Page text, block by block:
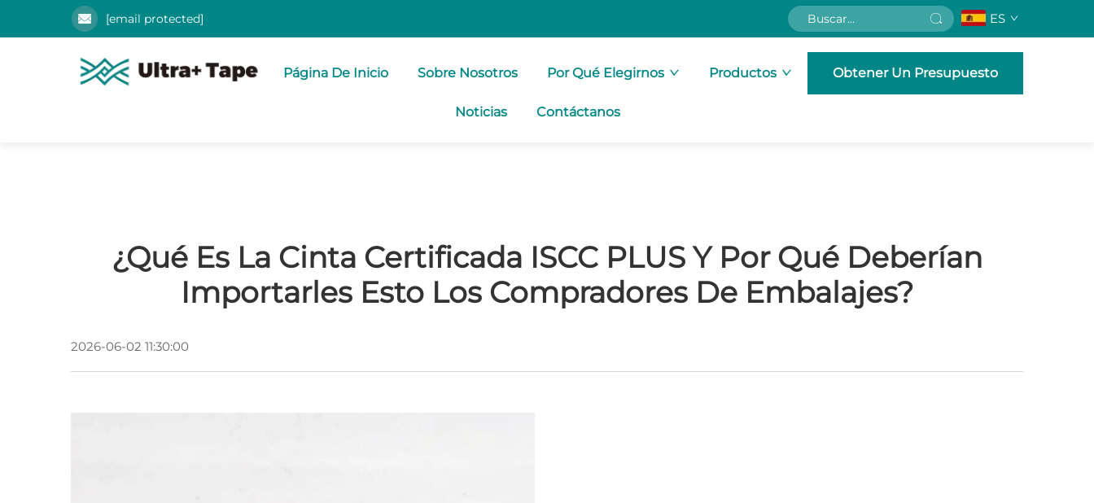
[email protected] ES
Página De Inicio Sobre Nosotros Por Qué Elegirnos Productos
Noticias Contáctanos
Obtener Un Presupuesto
¿Qué Es La Cinta Certificada ISCC PLUS Y Por Qué Deberían
Importarles Esto Los Compradores De Embalajes?
2026-06-02 11:30:00